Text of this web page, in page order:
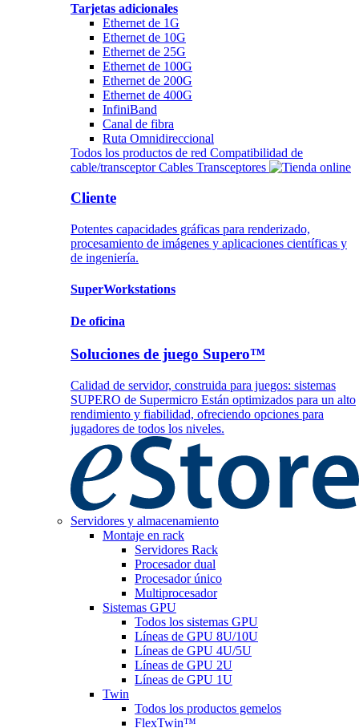
Tarjetas adicionales
Ethernet de 1G
Ethernet de 10G
Ethernet de 25G
Ethernet de 100G
Ethernet de 200G
Ethernet de 400G
InfiniBand
Canal de fibra
Ruta Omnidireccional
Todos los productos de red Compatibilidad de
cable/transceptor Cables Transceptores
Cliente
Potentes capacidades gráficas para renderizado,
procesamiento de imágenes y aplicaciones científicas y
de ingeniería.
SuperWorkstations
De oficina
Soluciones de juego Supero™
Calidad de servidor, construida para juegos: sistemas
SUPERO de Supermicro Están optimizados para un alto
rendimiento y fiabilidad, ofreciendo opciones para
jugadores de todos los niveles.
Servidores y almacenamiento
Montaje en rack
Servidores Rack
Procesador dual
Procesador único
Multiprocesador
Sistemas GPU
Todos los sistemas GPU
Líneas de GPU 8U/10U
Líneas de GPU 4U/5U
Líneas de GPU 2U
Líneas de GPU 1U
Twin
Todos los productos gemelos
FlexTwin™